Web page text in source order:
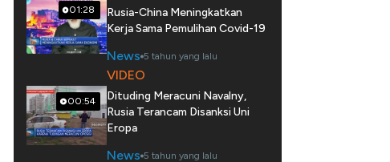
01:28
Rusia-China Meningkatkan
Kerja Sama Pemulihan Covid-19
News 5 tahun yang lalu
00:54
VIDEO
Dituding Meracuni Navalny,
Rusia Terancam Disanksi Uni
Eropa
News 5 tahun yang lalu